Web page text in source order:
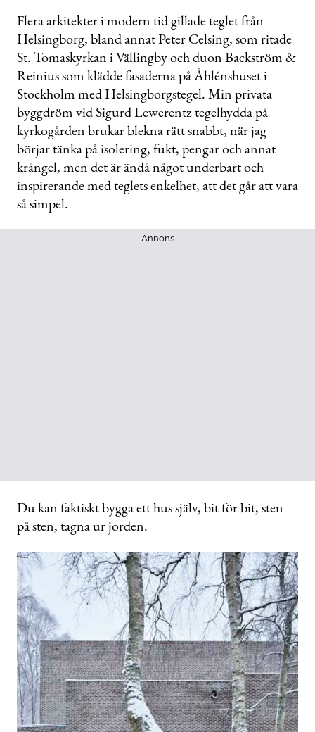
Flera arkitekter i modern tid gillade teglet från
Helsingborg, bland annat Peter Celsing, som ritade
St. Tomaskyrkan i Vällingby och duon Backström &
Reinius som klädde fasaderna på Åhlénshuset i
Stockholm med Helsingborgstegel. Min privata
byggdröm vid Sigurd Lewerentz tegelhydda på
kyrkogården brukar blekna rätt snabbt, när jag
börjar tänka på isolering, fukt, pengar och annat
krångel, men det är ändå något underbart och
inspirerande med teglets enkelhet, att det går att vara
så simpel.
Annons
Du kan faktiskt bygga ett hus själv, bit för bit, sten
på sten, tagna ur jorden.